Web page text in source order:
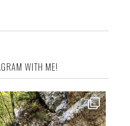
WITH ME!